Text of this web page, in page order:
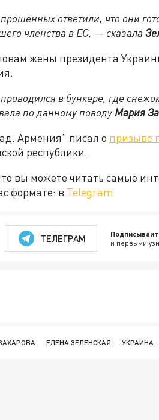
ответили, что они
членства в ЕС, — сказала
жены президента
в бункере, где
по данному поводу Мария
Армения” писал о призыве
республики.
вы можете читать самые
формате: в Telegram
ТЕЛЕГРАМ и первыми
ЕЛЕНА ЗЕЛЕНСКАЯ УКРАИНА